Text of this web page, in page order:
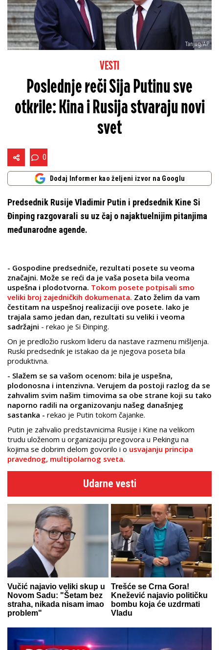
Tanjug/AP
VESTI
Poslednje reči Sija Putinu sve
otkrile: Kina i Rusija stvaraju novi
svet
0
Dodaj Informer kao željeni izvor na Googlu
Predsednik Rusije Vladimir Putin i predsednik Kine Si
Đinping razgovarali su uz čaj o najaktuelnijim pitanjima
međunarodne agende.
- Gospodine predsedniče, rezultati posete su veoma
značajni. Može se reći da je vaša poseta bila veoma
uspešna i plodotvorna. Tokom posete potpisali smo
veliki broj zajedničkih dokumenata. Zato želim da vam
čestitam na uspešnoj realizaciji ove posete. Iako je
trajala samo jedan dan, rezultati su veliki i veoma
sadržajni - rekao je Si Đinping.
On je predložio ruskom lideru da nastave razmenu mišljenja.
Ruski predsednik je istakao da je njegova poseta bila
produktivna.
- Slažem se sa vašom ocenom: bila je uspešna,
plodonosna i intenzivna. Verujem da postoji razlog da se
zahvalim svim našim timovima sa obe strane koji su tako
naporno radili na organizovanju našeg današnjeg
sastanka - rekao je Putin tokom čajanke.
Putin je zahvalio predstavnicima Rusije i Kine na velikom
trudu uloženom u organizaciju pregovora u Pekingu na
kojima se dobrim delom govorilo i o usvajanju principa
pravednog, multipolarnog sveta.
Udarne vesti
Vučić najavio veliki skup u
Novom Sadu: "Šetam bez
straha, nikada nisam imao
problem"
Trešće se Crna Gora!
Knežević najavio političku
bombu koja će uzdrmati
Vladu